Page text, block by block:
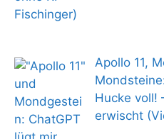
Apollo 11,
Hucke voll!
erwischt